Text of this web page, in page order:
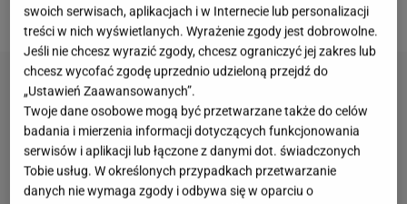
prawdziwa.
swoich serwisach, aplikacjach i w Internecie lub personalizacji
treści w nich wyświetlanych. Wyrażenie zgody jest dobrowolne.
Jeśli nie chcesz wyrazić zgody, chcesz ograniczyć jej zakres lub
chcesz wycofać zgodę uprzednio udzieloną przejdź do
„Ustawień Zaawansowanych”.
Twoje dane osobowe mogą być przetwarzane także do celów
badania i mierzenia informacji dotyczących funkcjonowania
serwisów i aplikacji lub łączone z danymi dot. świadczonych
Tobie usług. W określonych przypadkach przetwarzanie
danych nie wymaga zgody i odbywa się w oparciu o